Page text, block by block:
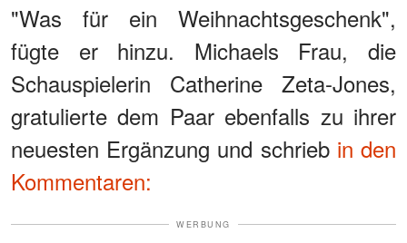
"Was für ein Weihnachtsgeschenk",
fügte er hinzu. Michaels Frau, die
Schauspielerin Catherine Zeta-Jones,
gratulierte dem Paar ebenfalls zu ihrer
neuesten Ergänzung und schrieb in den
Kommentaren:
WERBUNG